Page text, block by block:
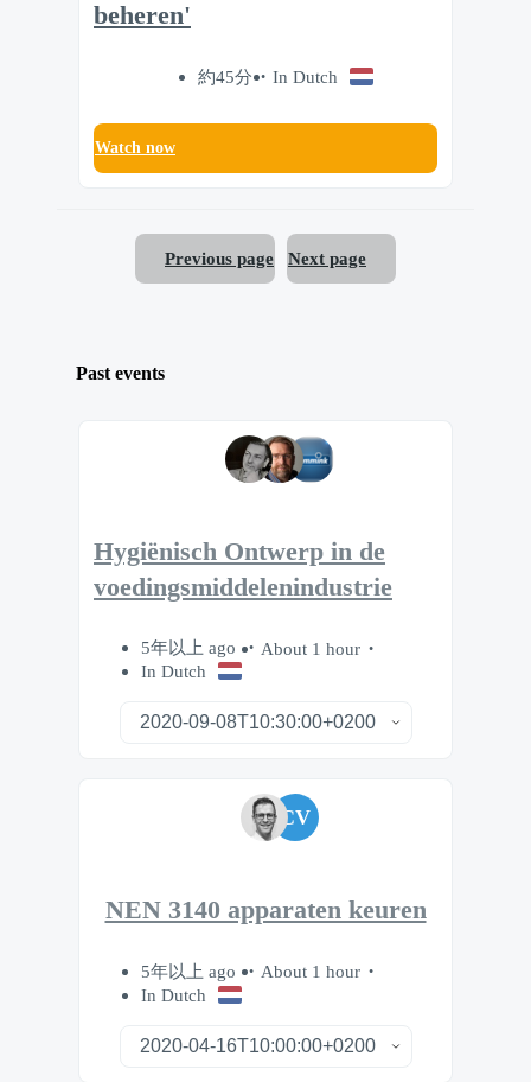
beheren'
約45分 In Dutch
Watch now
Previous page Next page
Past events
Hygiënisch Ontwerp in de
voedingsmiddelenindustrie
5年以上 ago
About 1 hour
In Dutch
CV
NEN 3140 apparaten keuren
5年以上 ago
About 1 hour
In Dutch